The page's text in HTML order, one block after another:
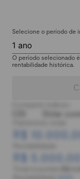
Selecione o período de
1 ano
O período selecionado
rentabilidade histórica.
Dólar
R$
R$ 5.000,00